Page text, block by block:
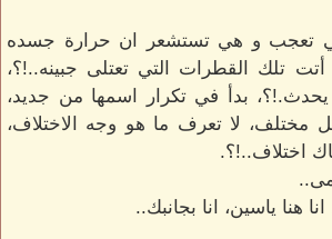
تعجب و هي تستشعر ان حرارة جسده
تلك القطرات التي تعتلى جبينه..!؟،
يحدث.!؟، بدأ في تكرار اسمها من جديد،
مختلف، لا تعرف ما هو وجه الاختلاف،
اختلاف..!؟.
هنا ياسين، انا بجانبك..